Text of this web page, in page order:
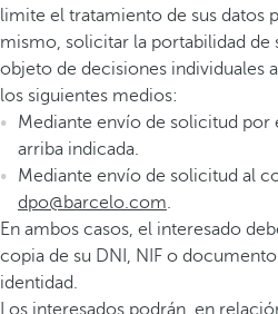
limite el tratamiento de sus datos
mismo, solicitar la portabilidad de
objeto de decisiones individuales
los siguientes medios:
Mediante envío de solicitud
arriba indicada.
Mediante envío de solicitud al
dpo@barcelo.com.
En ambos casos, el interesado
copia de su DNI, NIF o
identidad.
Los interesados podrán, en